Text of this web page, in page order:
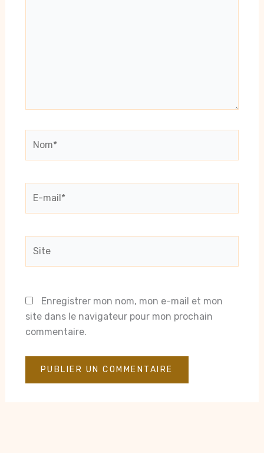
mail*
Enregistrer mon nom, mon e-mail et mon
site dans le navigateur pour mon prochain
commentaire.